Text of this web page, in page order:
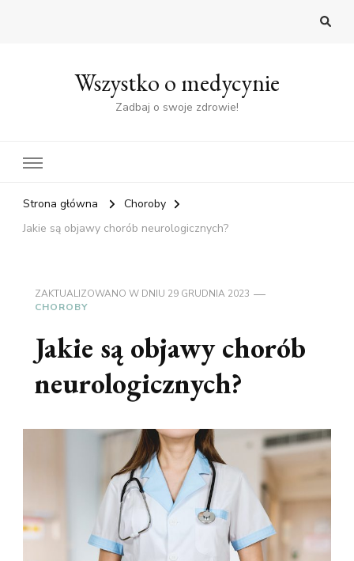
Wszystko o medycynie
Zadbaj o swoje zdrowie!
Strona główna
Choroby
Jakie są objawy chorób neurologicznych?
ZAKTUALIZOWANO W DNIU 29 GRUDNIA 2023
CHOROBY
Jakie są objawy chorób
neurologicznych?